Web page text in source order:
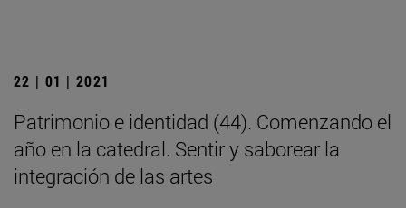
22 | 01 | 2021
Patrimonio e identidad (44). Comenzando el
año en la catedral. Sentir y saborear la
integración de las artes